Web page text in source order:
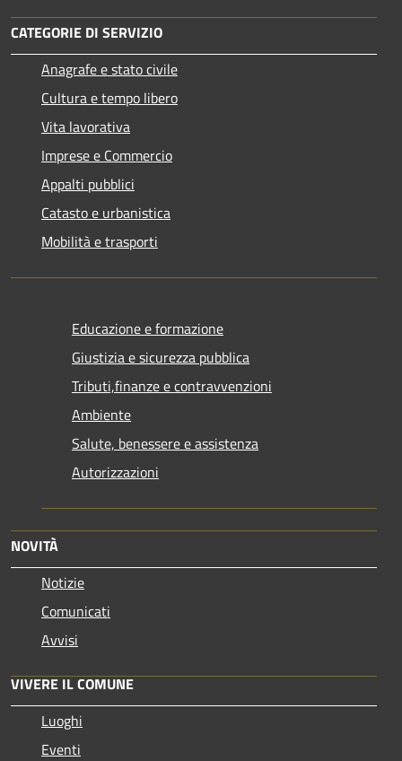
CATEGORIE DI SERVIZIO
Anagrafe e stato civile
Cultura e tempo libero
Vita lavorativa
Imprese e Commercio
Appalti pubblici
Catasto e urbanistica
Mobilità e trasporti
Educazione e formazione
Giustizia e sicurezza pubblica
Tributi,finanze e contravvenzioni
Ambiente
Salute, benessere e assistenza
Autorizzazioni
NOVITÀ
Notizie
Comunicati
Avvisi
VIVERE IL COMUNE
Luoghi
Eventi